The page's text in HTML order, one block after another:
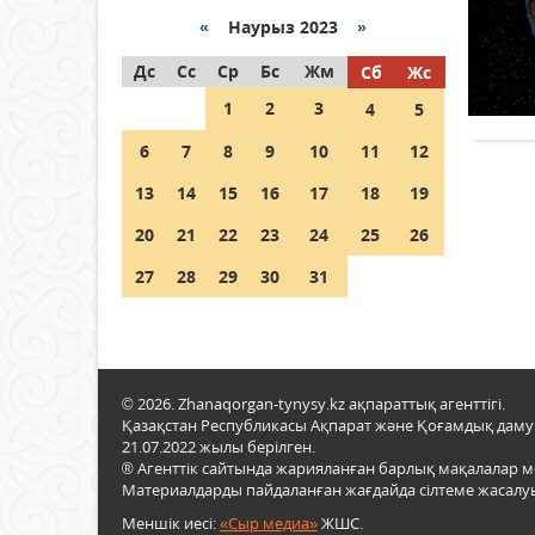
граждане Казахстана,
находящиеся за рубежом?
05 тамыз 2026 ж.
Шетелде жүрген Қазақстан
азаматтары қалай дауыс
бере алады?
« Наурыз 2023 »
Дс
Сс Ср Бс Жм Сб
Жс
1
2 3 4
5
6
7 8 9 10 11
12
13
14 15 16 17 18
19
20
21 22 23 24 25
26
27
28 29 30 31
© 2026. Zhanaqorgan-tynysy.kz ақпараттық агенттігі.
Қазақстан Республикасы Ақпарат және Қоғамдық даму
21.07.2022 жылы берілген.
® Агенттік сайтында жарияланған барлық
Материалдарды пайдаланған жағдайда сілтеме
Меншік иесі:«Сыр медиа»ЖШС.